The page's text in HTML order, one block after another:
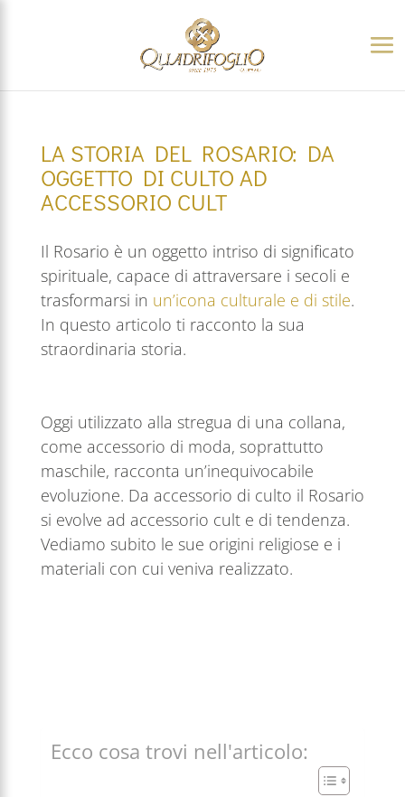
LA STORIA DEL ROSARIO: DA
OGGETTO DI CULTO AD
ACCESSORIO CULT
Il Rosario è un oggetto intriso di significato
spirituale, capace di attraversare i secoli e
trasformarsi in un’icona culturale e di stile.
In questo articolo ti racconto la sua
straordinaria storia.
Oggi utilizzato alla stregua di una collana,
come accessorio di moda, soprattutto
maschile, racconta un’inequivocabile
evoluzione. Da accessorio di culto il Rosario
si evolve ad accessorio cult e di tendenza.
Vediamo subito le sue origini religiose e i
materiali con cui veniva realizzato.
Ecco cosa trovi nell'articolo: